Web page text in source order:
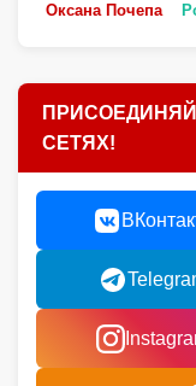
Оксана Почепа
СЕТЯХ!